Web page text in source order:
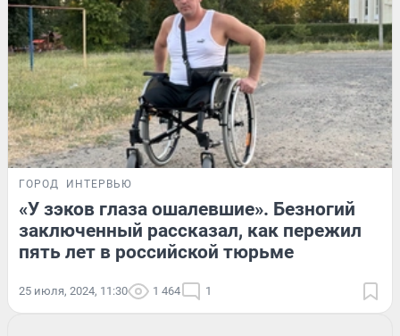
ГОРОД ИНТЕРВЬЮ
«У зэков глаза ошалевшие». Безногий
заключенный рассказал, как пережил
пять лет в российской тюрьме
25 июля, 2024, 11:30 1 464 1